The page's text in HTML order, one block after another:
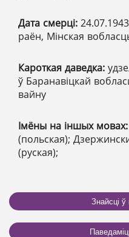
Дата смерці:
раён, Мінская
Кароткая даведка:
ў Баранавіцкай
вайну
Імёны на іншых мовах:
(польская);
(руская);
Знайсці